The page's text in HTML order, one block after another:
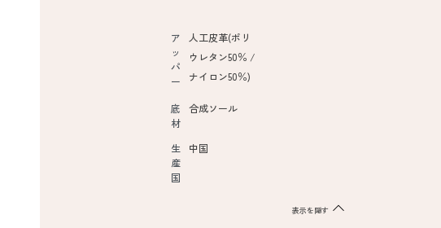
ア
ッ
パ
ー
人工皮革(ポリ
ウレタン50％ /
ナイロン50％)
底
材
合成ソール
生
産
国
中国
表示を隠す